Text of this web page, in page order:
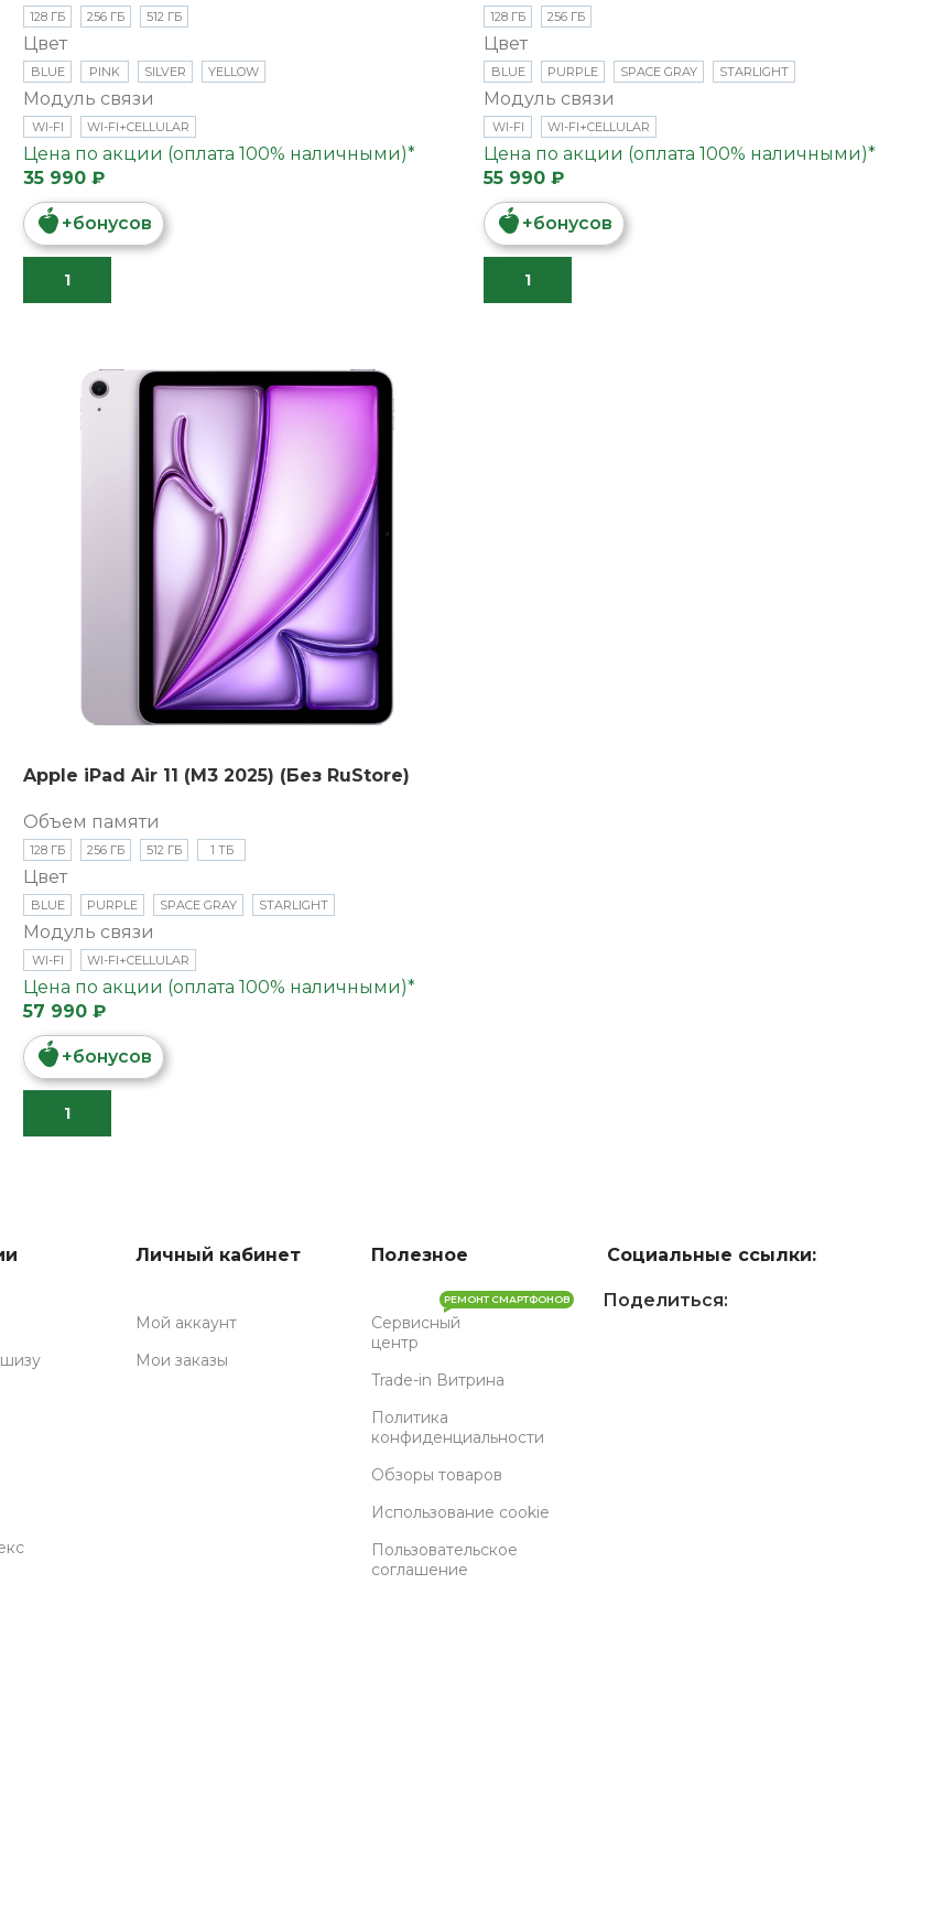
128 ГБ 256 ГБ 512 ГБ
Цвет
BLUE PINK SILVER YELLOW
Модуль связи
WI-FI WI-FI+CELLULAR
Цена по акции (оплата 100% наличными)*
35 990 ₽
+бонусов
В КОРЗИНУ
128 ГБ 256 ГБ
Цвет
BLUE PURPLE SPACE GRAY STARLIGHT
Модуль связи
WI-FI WI-FI+CELLULAR
Цена по акции (оплата 100% наличными)*
55 990 ₽
+бонусов
В КОРЗИНУ
Apple iPad Air 11 (M3 2025) (Без RuStore)
Объем памяти
128 ГБ 256 ГБ 512 ГБ 1 ТБ
Цвет
BLUE PURPLE SPACE GRAY STARLIGHT
Модуль связи
WI-FI WI-FI+CELLULAR
Цена по акции (оплата 100% наличными)*
57 990 ₽
+бонусов
В КОРЗИНУ
Личный кабинет
Мой аккаунт
Мои заказы
Полезное
Сервисный
центр
РЕМОНТ СМАРТФОНОВ
Trade-in Витрина
Политика
конфиденциальности
Обзоры товаров
Использование cookie
Пользовательское
соглашение
Социальные ссылки:
Поделиться: